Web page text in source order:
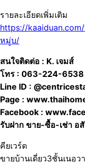
รายละเอียดเพิ่มเติม
https://
หมู่บ/
สนใจติดต่อ : K. เจมส์
โทร : 063-224-6538
Line ID :
Page :
Facebook :
รับฝาก ขาย-ซื้อ-เช่า อ
คียเวร์ด
ขายบ้านเดี่ยว3ชั้นเนอ